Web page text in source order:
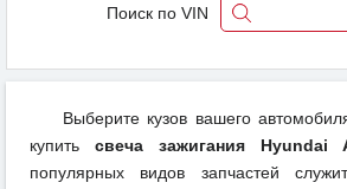
Поиск по VIN
Выберите кузов вашего
купить свеча зажигания Hyundai
популярных видов запчастей